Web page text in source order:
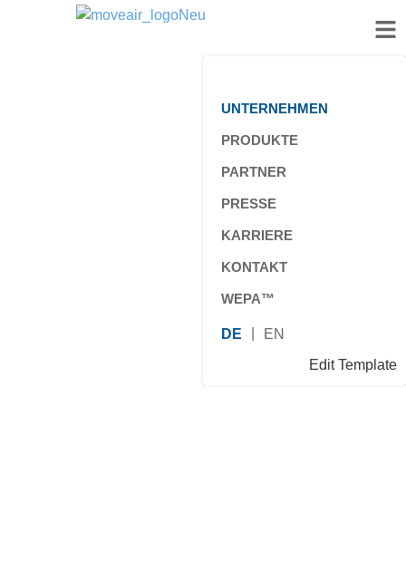
UNTERNEHMEN
PRODUKTE
PARTNER
PRESSE
KARRIERE
KONTAKT
WEPA™
DE
EN
Edit Template